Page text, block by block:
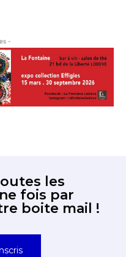
-
les
fois par
boite mail !